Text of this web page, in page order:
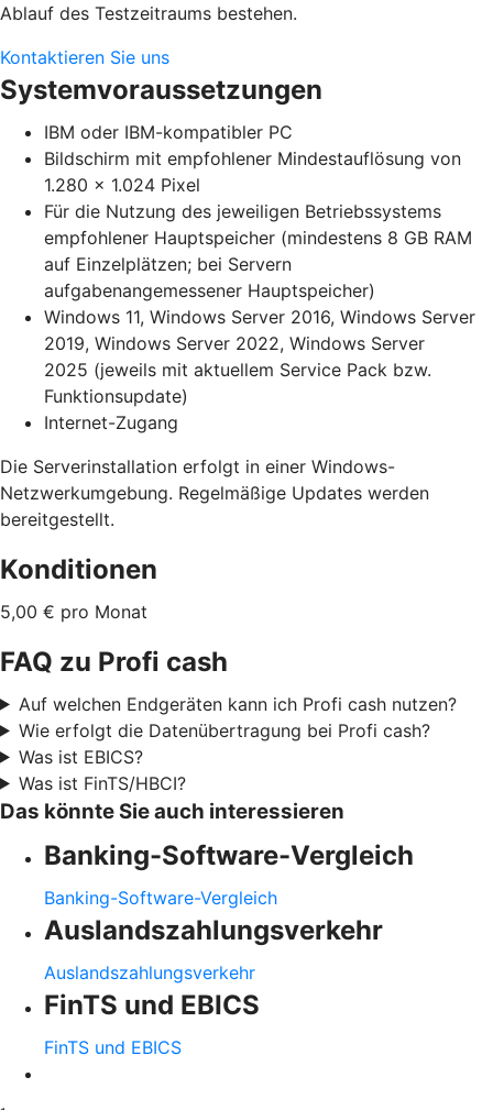
Ablauf des Testzeitraums bestehen.
Kontaktieren Sie uns
Systemvoraussetzungen
IBM oder IBM-kompatibler PC
Bildschirm mit empfohlener Mindestauflösung von
1.280 x 1.024 Pixel
Für die Nutzung des jeweiligen Betriebssystems
empfohlener Hauptspeicher (mindestens 8 GB RAM
auf Einzelplätzen; bei Servern
aufgabenangemessener Hauptspeicher)
Windows 11, Windows Server 2016, Windows Server
2019, Windows Server 2022, Windows Server
2025 (jeweils mit aktuellem Service Pack bzw.
Funktionsupdate)
Internet-Zugang
Die Serverinstallation erfolgt in einer Windows-
Netzwerkumgebung. Regelmäßige Updates werden
bereitgestellt.
Konditionen
5,00 € pro Monat
FAQ zu Profi cash
Auf welchen Endgeräten kann ich Profi cash nutzen?
Wie erfolgt die Datenübertragung bei Profi cash?
Was ist EBICS?
Was ist FinTS/HBCI?
Das könnte Sie auch interessieren
Banking-Software-Vergleich
Banking-Software-Vergleich
Auslandszahlungsverkehr
Auslandszahlungsverkehr
FinTS und EBICS
FinTS und EBICS